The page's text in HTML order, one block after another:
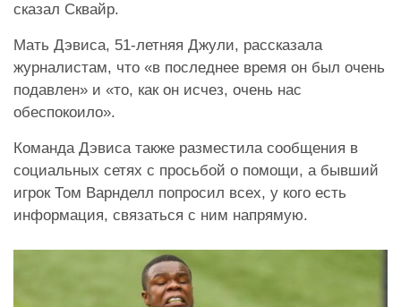
сказал Сквайр.
Мать Дэвиса, 51-летняя Джули, рассказала
журналистам, что «в последнее время он был очень
подавлен» и «то, как он исчез, очень нас
обеспокоило».
Команда Дэвиса также разместила сообщения в
социальных сетях с просьбой о помощи, а бывший
игрок Том Варнделл попросил всех, у кого есть
информация, связаться с ним напрямую.